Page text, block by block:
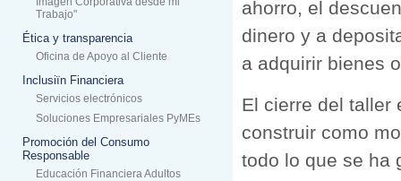
Trabajo"
Ética y transparencia
Oficina de Apoyo al Cliente
Inclusiïn Financiera
Servicios electrónicos
Soluciones Empresariales PyMEs
Promoción del Consumo
Responsable
Educación Financiera Adultos
ahorro, el
dinero y a
a adquirir bienes
El cierre del taller
construir como
todo lo que se ha